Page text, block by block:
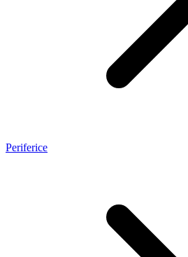
Periferice